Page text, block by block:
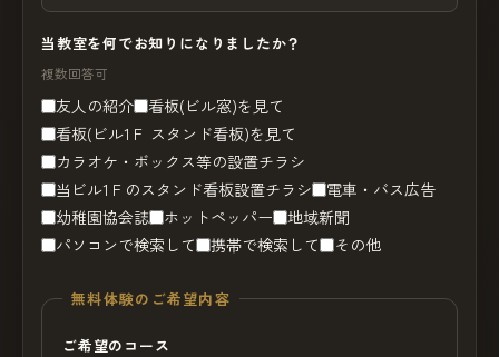
当教室を何でお知りになりましたか？
複数回答可
友人の紹介
看板(ビル窓)を見て
看板(ビル1Ｆ スタンド看板)を見て
カラオケ・ボックス等の設置チラシ
当ビル1Ｆのスタンド看板設置チラシ
電車・バス広告
幼稚園協会誌
ホットペッパー
地域新聞
パソコンで検索して
携帯で検索して その他
無料体験のご希望内容
ご希望のコース